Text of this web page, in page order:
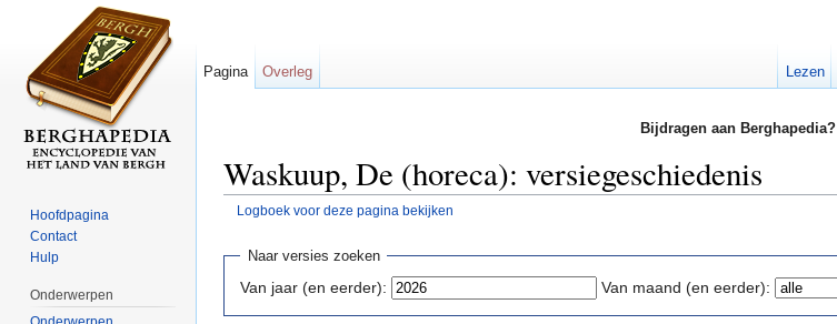
Bijdragen aan Berghapedia?
Waskuup, De (horeca): versiegeschiedenis
Logboek voor deze pagina bekijken
Naar versies zoeken
Van jaar (en eerder): Van maand (en eerder):
Pagina Overleg Lezen
Hoofdpagina
Contact
Hulp
Onderwerpen